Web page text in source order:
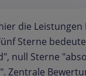
die Leistungen
Sterne
null Sterne
Zentrale